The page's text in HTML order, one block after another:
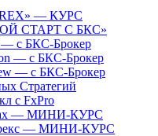
— КУРС
СТАРТ С БКС»
— с БКС-Брокер
— с БКС-Брокер
— с БКС-Брокер
Стратегий
с FxPro
— МИНИ-КУРС
— МИНИ-КУРС